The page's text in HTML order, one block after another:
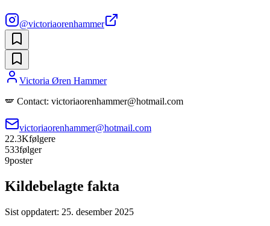
@victoriaorenhammer
Victoria Øren Hammer
🪽 Contact: victoriaorenhammer@hotmail.com
victoriaorenhammer@hotmail.com
22.3Kfølgere
533følger
9poster
Kildebelagte fakta
Sist oppdatert: 25. desember 2025